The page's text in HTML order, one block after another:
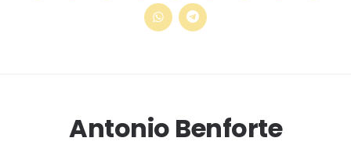
Antonio Benforte